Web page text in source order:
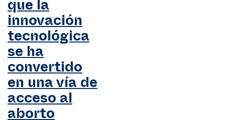
que la
innovación
tecnológica
se ha
convertido
en una vía de
acceso al
aborto